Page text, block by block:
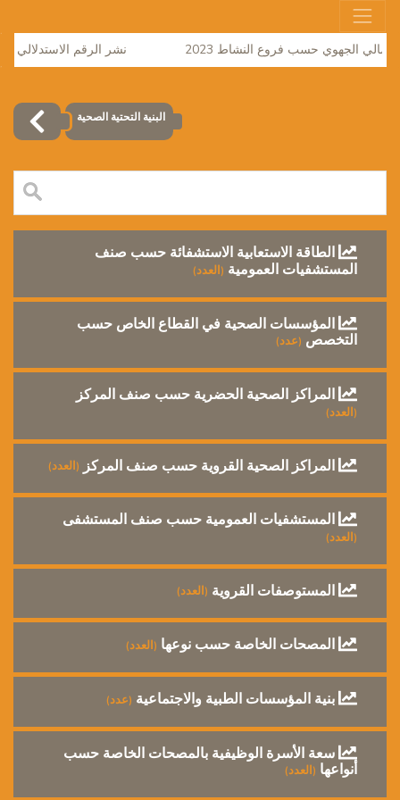
الجهوي حسب فروع النشاط 2023 نشر الرقم الاستدلالي
البنية التحتية الصحية
الطاقة الاستعابية الاستشفائة حسب صنف
المستشفيات العمومية (العدد)
المؤسسات الصحية في القطاع الخاص حسب
التخصص (عدد)
المراكز الصحية الحضرية حسب صنف المركز
(العدد)
المراكز الصحية القروية حسب صنف المركز (العدد)
المستشفيات العمومية حسب صنف المستشفى
(العدد)
المستوصفات القروية (العدد)
المصحات الخاصة حسب نوعها (العدد)
بنية المؤسسات الطبية والاجتماعية (عدد)
سعة الأسرة الوظيفية بالمصحات الخاصة حسب
أنواعها (العدد)